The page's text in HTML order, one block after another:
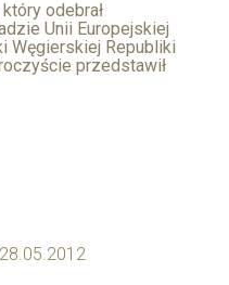
odebrał
Unii Europejskiej
Węgierskiej Republiki
przedstawił